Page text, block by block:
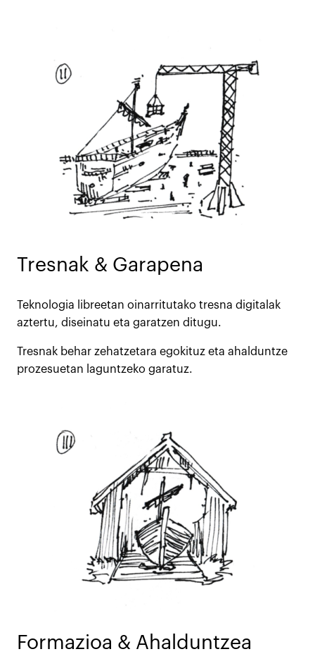
Tresnak & Garapena
Teknologia libreetan oinarritutako tresna digitalak
aztertu, diseinatu eta garatzen ditugu.
Tresnak behar zehatzetara egokituz eta ahalduntze
prozesuetan laguntzeko garatuz.
Formazioa & Ahalduntzea